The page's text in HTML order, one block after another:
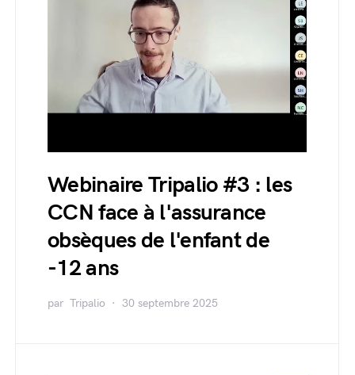
Webinaire Tripalio #3 : les
CCN face à l'assurance
obsèques de l'enfant de
-12 ans
par Tripalio 30 septembre 2025